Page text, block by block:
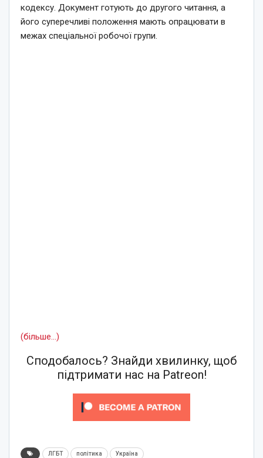
кодексу. Документ готують до другого читання, а
його суперечливі положення мають опрацювати в
межах спеціальної робочої групи.
(більше…)
Сподобалось? Знайди хвилинку, щоб
підтримати нас на Patreon!
ЛГБТ політика Україна